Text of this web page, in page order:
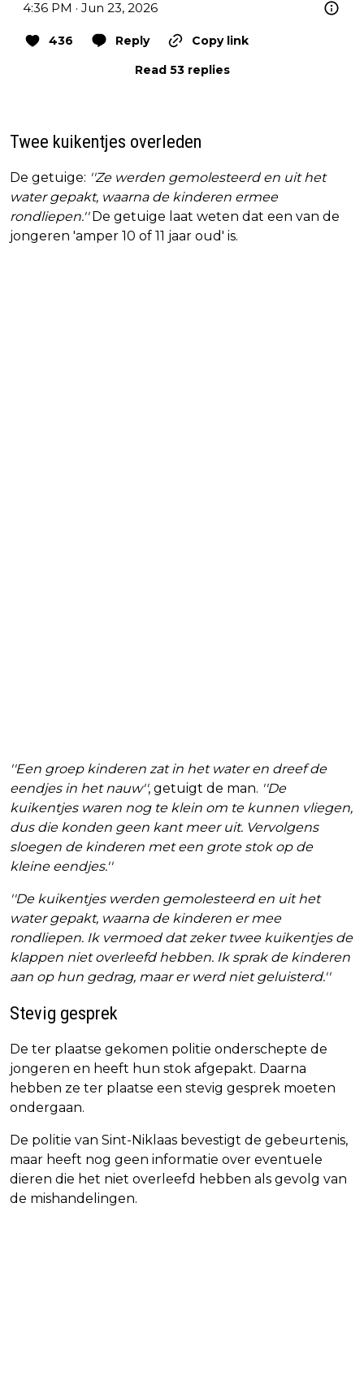
4:36 PM · Jun 23, 2026
436 Reply
Copy link
Read 53 replies
Twee kuikentjes overleden
De getuige: ''Ze werden gemolesteerd en uit het
water gepakt, waarna de kinderen ermee
rondliepen.''De getuige laat weten dat een van de
jongeren 'amper 10 of 11 jaar oud' is.
''Een groep kinderen zat in het water en dreef de
eendjes in het nauw'', getuigt de man. ''De
kuikentjes waren nog te klein om te kunnen vliegen,
dus die konden geen kant meer uit. Vervolgens
sloegen de kinderen met een grote stok op de
kleine eendjes.''
''De kuikentjes werden gemolesteerd en uit het
water gepakt, waarna de kinderen er mee
rondliepen. Ik vermoed dat zeker twee kuikentjes de
klappen niet overleefd hebben. Ik sprak de kinderen
aan op hun gedrag, maar er werd niet geluisterd.''
Stevig gesprek
De ter plaatse gekomen politie onderschepte de
jongeren en heeft hun stok afgepakt. Daarna
hebben ze ter plaatse een stevig gesprek moeten
ondergaan.
De politie van Sint-Niklaas bevestigt de gebeurtenis,
maar heeft nog geen informatie over eventuele
dieren die het niet overleefd hebben als gevolg van
de mishandelingen.